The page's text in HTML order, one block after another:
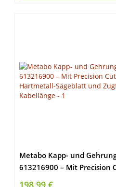
Metabo Kapp- und
613216900 – Mit Precision
Hartmetall-Sägeblatt und
198,99 €